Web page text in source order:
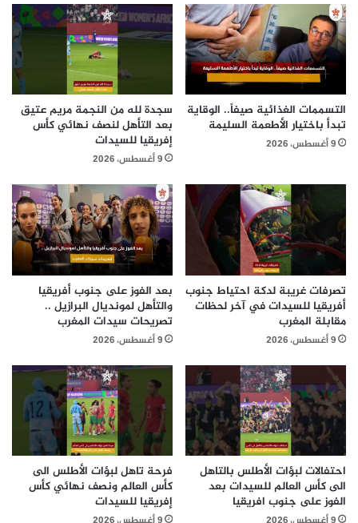
التسممات الغذائية صيفاً.. الوقاية
تبدأ باختيار الأطعمة السليمة
9 أغسطس، 2026
سجدة لله من النجمة مريم عتيق
بعد التأهل لنصف نهائي كأس
إفريقيا للسيدات
9 أغسطس، 2026
تصرفات غريبة لدكة احتياط جنوب
أفريقيا للسيدات في آخر لحظات
مقابلة المغرب
9 أغسطس، 2026
بعد الفوز على جنوب أفريقيا
والتأهل لمونديال البرازيل ..
تصريحات سيدات المغرب
9 أغسطس، 2026
احتفالات لبؤات الأطلس بالتاهل
الى كأس العالم للسيدات بعد
الفوز على جنوب افريقيا
فرحة تاهل لبؤات الأطلس الى
كأس العالم ونصف نهائي كأس
إفريقيا للسيدات